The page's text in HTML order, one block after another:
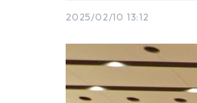
2025/02/10 13:12